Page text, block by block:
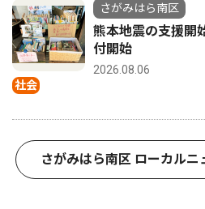
社会
さがみはら南区
熊本地震の支援
付開始
2026.08.06
さがみはら南区 ローカルニ